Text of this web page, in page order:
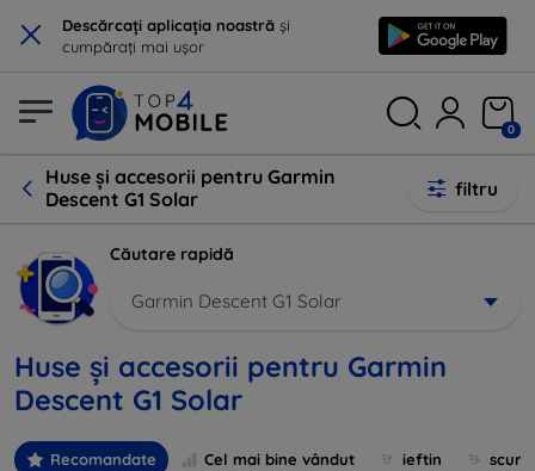
× Descărcați aplicația noastră și
cumpărați mai ușor
0
Huse și accesorii pentru Garmin
Descent G1 Solar
filtru
Căutare rapidă
Garmin Descent G1 Solar
Huse și accesorii pentru Garmin
Descent G1 Solar
Recomandate Cel mai bine vândut ieftin